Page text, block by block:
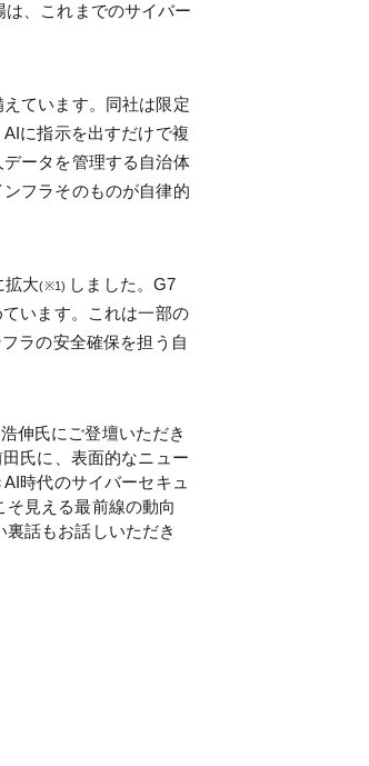
、これまでのサイバー
ています。
同社は限定
に指示を出すだけで複
ータを管理する自治体
フラそのものが自律的
拡大(※1) しました。G7
います。これは一部の
ラの安全確保を担う自
伸氏にご登壇いただき
氏に、表面的なニュー
時代のサイバーセキュ
見える最前線の動向
話もお話しいただき